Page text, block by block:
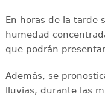
En horas de la tarde
humedad
que podrán
Además, se
lluvias, durante las